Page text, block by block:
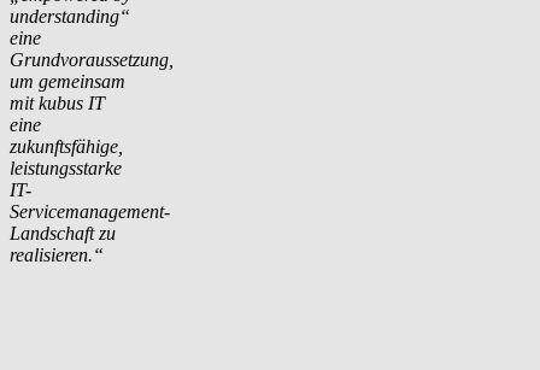
understanding“
eine
Grundvoraussetzung,
um gemeinsam
mit kubus IT
eine
zukunftsfähige,
leistungsstarke
IT-
Servicemanagement-
Landschaft zu
realisieren.“